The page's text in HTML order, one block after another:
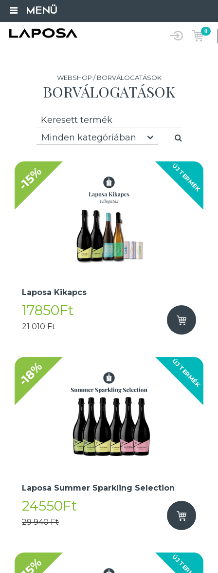
MENÜ
0
WEBSHOP / BORVÁLOGATÁSOK
BORVÁLOGATÁSOK
Minden kategóriában
ÚJ TERMÉK
-15%
Laposa Kikapcs
17850Ft
21 010 Ft
ÚJ TERMÉK
-18%
Laposa Summer Sparkling Selection
24550Ft
29 940 Ft